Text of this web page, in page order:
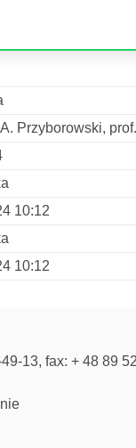
Przyborowski,
10:12
10:12
13, fax: + 48 89